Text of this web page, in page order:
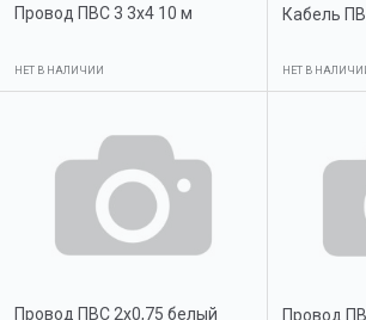
Провод ПВС 3 3х4 10 м
НЕТ В НАЛИЧИИ
Кабель
НЕТ В
Провод ПВС 2х0,75 белый
Провод